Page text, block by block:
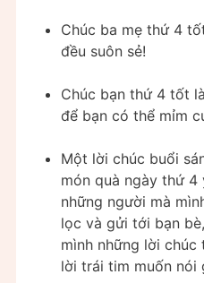
Chúc ba mẹ thứ 4
đều suôn sẻ!
Chúc bạn thứ 4 tốt
để bạn có thể mỉm
Một lời chúc buổi
món quà ngày thứ 4
những người mà
lọc và gửi tới bạn
mình những lời
lời trái tim muốn nói